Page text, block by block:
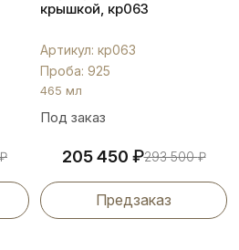
₽
крышкой, кр063
Артикул: кр063
Проба: 925
465 мл
Под заказ
205 450 ₽293 500₽
Предзаказ